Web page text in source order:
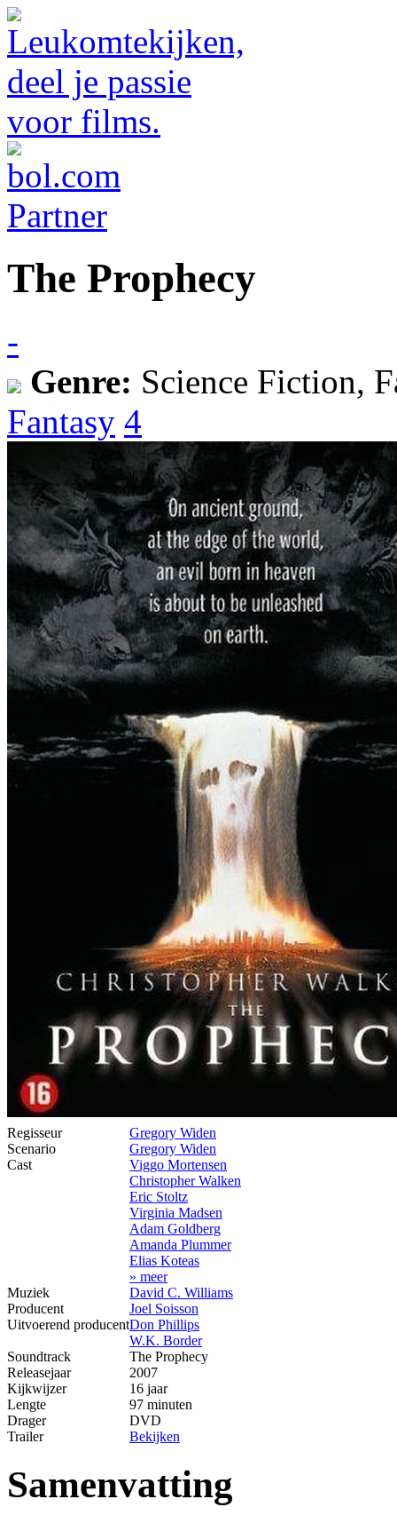
The Prophecy
-
Genre: Science Fiction,
Fantasy 4
Regisseur
Gregory Widen
Scenario
Gregory Widen
Cast
Viggo Mortensen
Christopher Walken
Eric Stoltz
Virginia Madsen
Adam Goldberg
Amanda Plummer
Elias Koteas
» meer
Muziek
David C. Williams
Producent
Joel Soisson
Uitvoerend producentDon Phillips
W.K. Border
Soundtrack
The Prophecy
Releasejaar
2007
Kijkwijzer
16 jaar
Lengte
97 minuten
Drager
DVD
Trailer
Bekijken
Samenvatting